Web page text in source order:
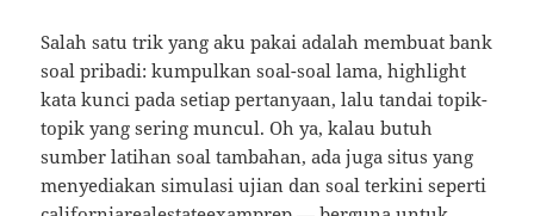
Salah satu trik yang aku pakai adalah membuat bank
soal pribadi: kumpulkan soal-soal lama, highlight
kata kunci pada setiap pertanyaan, lalu tandai topik-
topik yang sering muncul. Oh ya, kalau butuh
sumber latihan soal tambahan, ada juga situs yang
menyediakan simulasi ujian dan soal terkini seperti